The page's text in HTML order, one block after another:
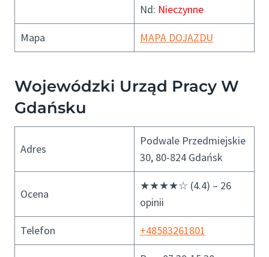
Nd: Nieczynne
Mapa MAPA DOJAZDU
Wojewódzki Urząd Pracy W
Gdańsku
Adres
Podwale Przedmiejskie
30, 80-824 Gdańsk
Ocena
★★★★☆ (4.4) – 26
opinii
Telefon +48583261801